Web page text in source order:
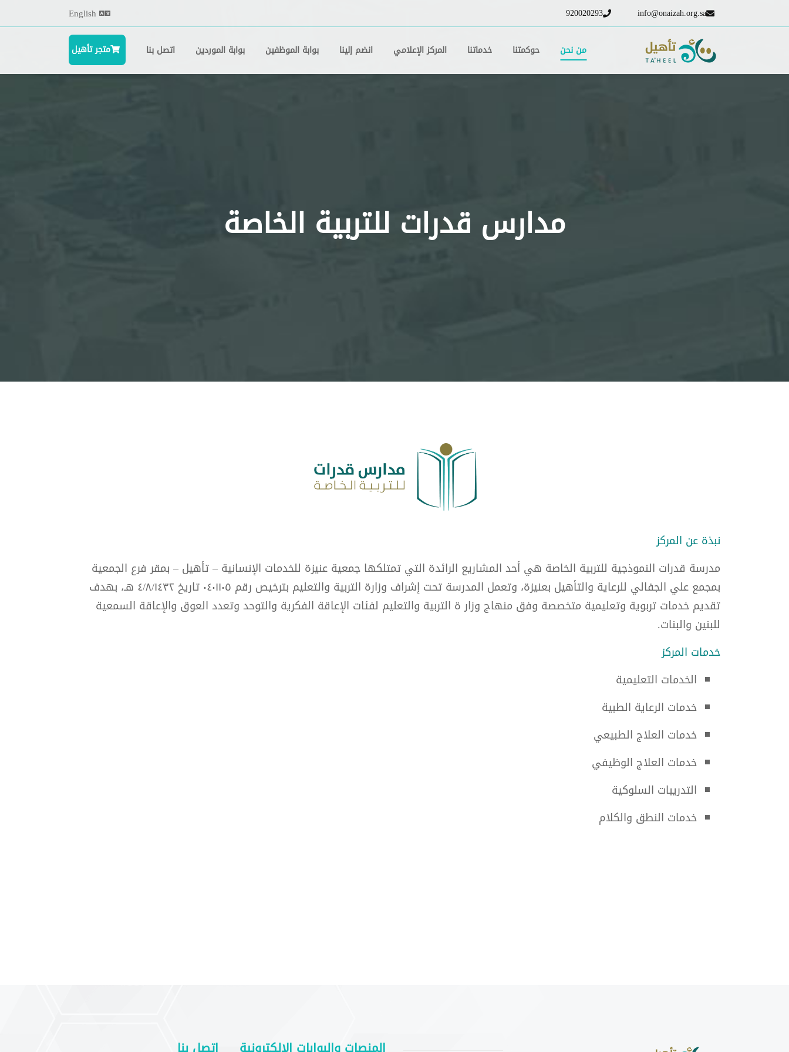
info@onaizah.org.sa
920020293
من نحن حوكمتنا خدماتنا المركز الإعلامي انضم إلينا بوابة الموظفين بوابة الموردين اتصل بنا متجر تأهيل
مدارس قدرات للتربية الخاصة
نبذة عن المركز
مدرسة قدرات النموذجية للتربية الخاصة هي أحد المشاريع الرائدة التي تمتلكها جمعية عنيزة للخدمات الإنسانية – تأهيل – بمقر فرع الجمعية
بمجمع علي الجفالي للرعاية والتأهيل بعنيزة، وتعمل المدرسة تحت إشراف وزارة التربية والتعليم بترخيص رقم ٠٤٠١١٠٥ تاريخ ٤/٨/١٤٣٢ هـ، بهدف
تقديم خدمات تربوية وتعليمية متخصصة وفق منهاج وزار ة التربية والتعليم لفئات الإعاقة الفكرية والتوحد وتعدد العوق والإعاقة السمعية
للبنين والبنات.
خدمات المركز
الخدمات التعليمية
خدمات الرعاية الطبية
خدمات العلاج الطبيعي
خدمات العلاج الوظيفي
التدريبات السلوكية
خدمات النطق والكلام